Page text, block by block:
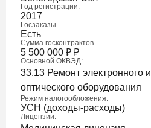
Год регистрации:
2017
Госзаказы
Есть
Сумма госконтрактов
5 500 000 ₽ ₽
Основной ОКВЭД:
33.13 Ремонт электронного и
оптического оборудования
Режим налогообложения:
УСН (доходы-расходы)
Лицензии: